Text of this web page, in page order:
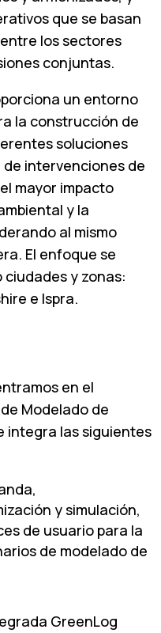
que se basan
los sectores
conjuntas.
un entorno
la construcción de
soluciones
intervenciones de
mayor impacto
y la
al mismo
El enfoque se
y zonas:
e Ispra.
en el
Modelado de
integra las siguientes
y simulación,
de usuario para la
de modelado de
GreenLog